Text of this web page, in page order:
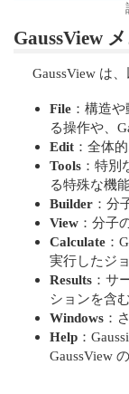
GaussView
GaussView は
File ：構造
る操作や、
Edit ：全体
Tools ：特
る特殊な機
Builder ：分
View ：分子
Calculate ：
実行したジ
Results ：サ
ションを含
Windows ：
Help ：
GaussView